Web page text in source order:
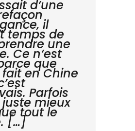
d’une
il
temps de
une
Ce n’est
que
fait en Chine
Parfois
juste mieux
tout le
[…]